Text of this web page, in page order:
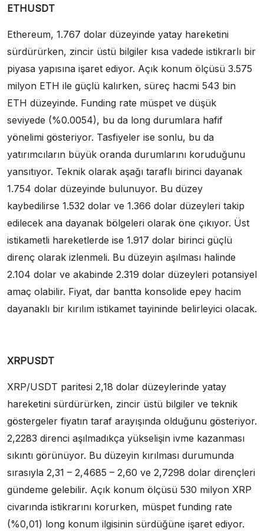
ETHUSDT
Ethereum, 1.767 dolar düzeyinde yatay hareketini
sürdürürken, zincir üstü bilgiler kısa vadede istikrarlı bir
piyasa yapısına işaret ediyor. Açık konum ölçüsü 3.575
milyon ETH ile güçlü kalırken, süreç hacmi 543 bin
ETH düzeyinde. Funding rate müspet ve düşük
seviyede (%0.0054), bu da long durumlara hafif
yönelimi gösteriyor. Tasfiyeler ise sonlu, bu da
yatırımcıların büyük oranda durumlarını koruduğunu
yansıtıyor. Teknik olarak aşağı taraflı birinci dayanak
1.754 dolar düzeyinde bulunuyor. Bu düzey
kaybedilirse 1.532 dolar ve 1.366 dolar düzeyleri takip
edilecek ana dayanak bölgeleri olarak öne çıkıyor. Üst
istikametli hareketlerde ise 1.917 dolar birinci güçlü
direnç olarak izlenmeli. Bu düzeyin aşılması halinde
2.104 dolar ve akabinde 2.319 dolar düzeyleri potansiyel
amaç olabilir. Fiyat, dar bantta konsolide epey hacim
dayanaklı bir kırılım istikamet tayininde belirleyici olacak.
XRPUSDT
XRP/USDT paritesi 2,18 dolar düzeylerinde yatay
hareketini sürdürürken, zincir üstü bilgiler ve teknik
göstergeler fiyatın taraf arayışında olduğunu gösteriyor.
2,2283 direnci aşılmadıkça yükselişin ivme kazanması
sıkıntı görünüyor. Bu düzeyin kırılması durumunda
sırasıyla 2,31 – 2,4685 – 2,60 ve 2,7298 dolar dirençleri
gündeme gelebilir. Açık konum ölçüsü 530 milyon XRP
civarında istikrarını korurken, müspet funding rate
(%0,01) long konum ilgisinin sürdüğüne işaret ediyor.